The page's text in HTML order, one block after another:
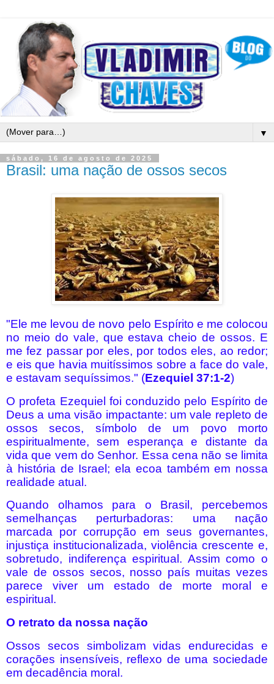
▼
sábado, 16 de agosto de 2025
Brasil: uma nação de ossos secos
"Ele me levou de novo pelo Espírito e me colocou
no meio do vale, que estava cheio de ossos. E
me fez passar por eles, por todos eles, ao redor;
e eis que havia muitíssimos sobre a face do vale,
e estavam sequíssimos." (Ezequiel 37:1-2)
O profeta Ezequiel foi conduzido pelo Espírito de
Deus a uma visão impactante: um vale repleto de
ossos secos, símbolo de um povo morto
espiritualmente, sem esperança e distante da
vida que vem do Senhor. Essa cena não se limita
à história de Israel; ela ecoa também em nossa
realidade atual.
Quando olhamos para o Brasil, percebemos
semelhanças perturbadoras: uma nação
marcada por corrupção em seus governantes,
injustiça institucionalizada, violência crescente e,
sobretudo, indiferença espiritual. Assim como o
vale de ossos secos, nosso país muitas vezes
parece viver um estado de morte moral e
espiritual.
O retrato da nossa nação
Ossos secos simbolizam vidas endurecidas e
corações insensíveis, reflexo de uma sociedade
em decadência moral.